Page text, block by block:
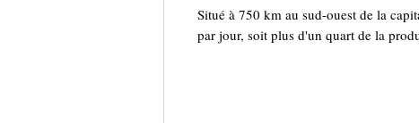
Situé à 750 km au sud-ouest de la
par jour, soit plus d'un quart de la